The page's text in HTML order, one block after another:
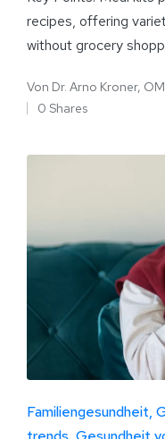
recipes, offering
without grocery
Von Dr. Arno Kroner,
0 Shares
Familiengesundheit